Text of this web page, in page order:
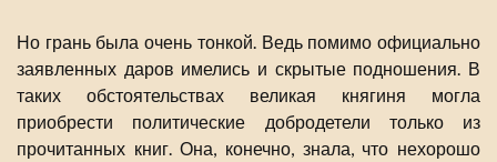
Но грань была очень тонкой. Ведь помимо официально
заявленных даров имелись и скрытые подношения. В
таких обстоятельствах великая княгиня могла
приобрести политические добродетели только из
прочитанных книг. Она, конечно, знала, что нехорошо